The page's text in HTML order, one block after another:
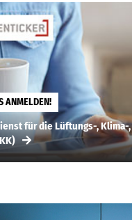
ANMELDEN!
für die Lüftungs-, Klima-,